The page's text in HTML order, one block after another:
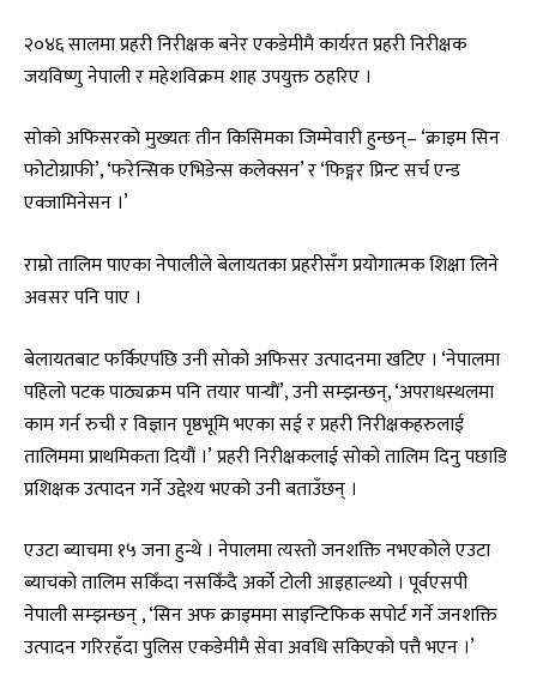
२०४६ सालमा प्रहरी निरीक्षक बनेर एकडेमीमै कार्यरत प्रहरी निरीक्षक
जयविष्णु नेपाली र महेशविक्रम शाह उपयुक्त ठहरिए ।
सोको अफिसरको मुख्यतः तीन किसिमका जिम्मेवारी हुन्छन्– ‘क्राइम सिन
फोटोग्राफी’, ‘फरेन्सिक एभिडेन्स कलेक्सन’ र ‘फिङ्गर प्रिन्ट सर्च एन्ड
एक्जामिनेसन ।’
राम्रो तालिम पाएका नेपालीले बेलायतका प्रहरीसँग प्रयोगात्मक शिक्षा लिने
अवसर पनि पाए ।
बेलायतबाट फर्किएपछि उनी सोको अफिसर उत्पादनमा खटिए । ‘नेपालमा
पहिलो पटक पाठ्यक्रम पनि तयार पार्‍याैं’, उनी सम्झन्छन्, ‘अपराधस्थलमा
काम गर्न रुची र विज्ञान पृष्ठभूमि भएका सई र प्रहरी निरीक्षकहरुलाई
तालिममा प्राथमिकता दियौं ।’ प्रहरी निरीक्षकलाई सोको तालिम दिनु पछाडि
प्रशिक्षक उत्पादन गर्ने उद्देश्य भएको उनी बताउँछन् ।
एउटा ब्याचमा १५ जना हुन्थे । नेपालमा त्यस्तो जनशक्ति नभएकोले एउटा
ब्याचको तालिम सकिँदा नसकिँदै अर्को टोली आइहाल्थ्यो । पूर्वएसपी
नेपाली सम्झन्छन् , ‘सिन अफ क्राइममा साइन्टिफिक सपोर्ट गर्ने जनशक्ति
उत्पादन गरिरहँदा पुलिस एकडेमीमै सेवा अवधि सकिएको पत्तै भएन ।’